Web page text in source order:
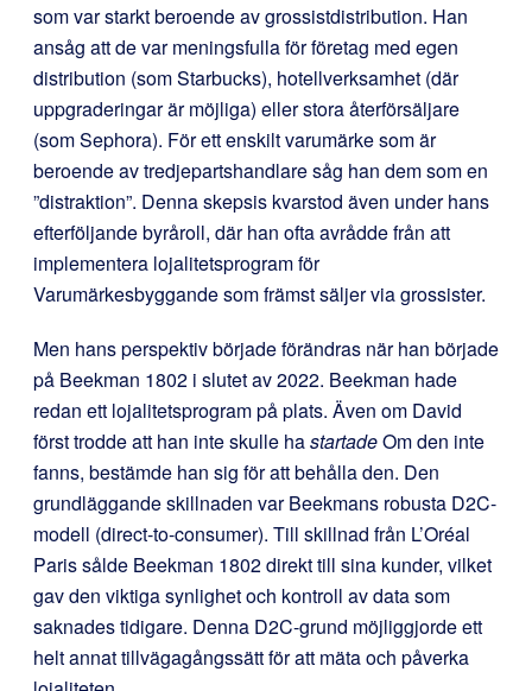
som var starkt beroende av grossistdistribution. Han
ansåg att de var meningsfulla för företag med egen
distribution (som Starbucks), hotellverksamhet (där
uppgraderingar är möjliga) eller stora återförsäljare
(som Sephora). För ett enskilt varumärke som är
beroende av tredjepartshandlare såg han dem som en
”distraktion”. Denna skepsis kvarstod även under hans
efterföljande byråroll, där han ofta avrådde från att
implementera lojalitetsprogram för
Varumärkesbyggande som främst säljer via grossister.
Men hans perspektiv började förändras när han började
på Beekman 1802 i slutet av 2022. Beekman hade
redan ett lojalitetsprogram på plats. Även om David
först trodde att han inte skulle hastartadeOm den inte
fanns, bestämde han sig för att behålla den. Den
grundläggande skillnaden var Beekmans robusta D2C-
modell (direct-to-consumer). Till skillnad från L’Oréal
Paris sålde Beekman 1802 direkt till sina kunder, vilket
gav den viktiga synlighet och kontroll av data som
saknades tidigare. Denna D2C-grund möjliggjorde ett
helt annat tillvägagångssätt för att mäta och påverka